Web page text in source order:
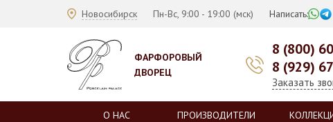
Новосибирск Пн-Вс, 9:00 - 19:00 (мск) Написать:
ФАРФОРОВЫЙ
ДВОРЕЦ
8 (800)
8 (929)
Заказать
О НАС ПРОИЗВОДИТЕЛИ